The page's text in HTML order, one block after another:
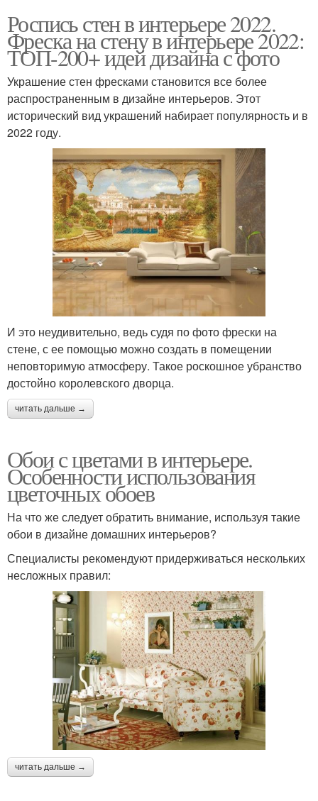
Роспись стен в интерьере 2022.
Фреска на стену в интерьере 2022:
ТОП-200+ идей дизайна с фото
Украшение стен фресками становится все более
распространенным в дизайне интерьеров. Этот
исторический вид украшений набирает популярность и в
2022 году.
И это неудивительно, ведь судя по фото фрески на
стене, с ее помощью можно создать в помещении
неповторимую атмосферу. Такое роскошное убранство
достойно королевского дворца.
читать дальше →
Обои с цветами в интерьере.
Особенности использования
цветочных обоев
На что же следует обратить внимание, используя такие
обои в дизайне домашних интерьеров?
Специалисты рекомендуют придерживаться нескольких
несложных правил:
читать дальше →